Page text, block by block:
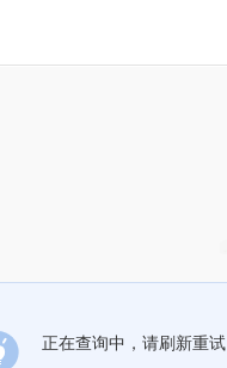
正在查询中，请刷新重试